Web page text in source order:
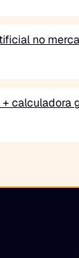
no
calculadora